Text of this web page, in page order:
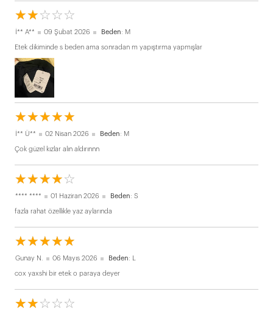
☆☆☆☆☆
★★★★★
İ** A** 09 Şubat 2026 Beden: M
Etek dikiminde s beden ama sonradan m yapıştırma yapmışlar
☆☆☆☆☆
★★★★★
İ** Ü** 02 Nisan 2026 Beden: M
Çok güzel kızlar alın aldırınnn
☆☆☆☆☆
★★★★★
**** **** 01 Haziran 2026 Beden: S
fazla rahat özellikle yaz aylarında
☆☆☆☆☆
★★★★★
Gunay N. 06 Mayıs 2026 Beden: L
cox yaxshi bir etek o paraya deyer
☆☆☆☆☆
★★★★★